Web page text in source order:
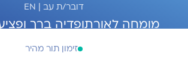
דובר/ת עב |
EN
מומחה לאורתופדיה ברך
זימון תור מהיר